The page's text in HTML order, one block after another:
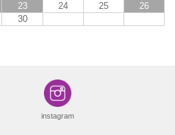
23 24 25
26
30
instagram